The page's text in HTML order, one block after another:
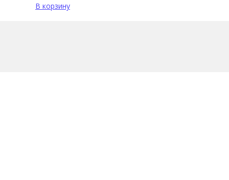
В корзину